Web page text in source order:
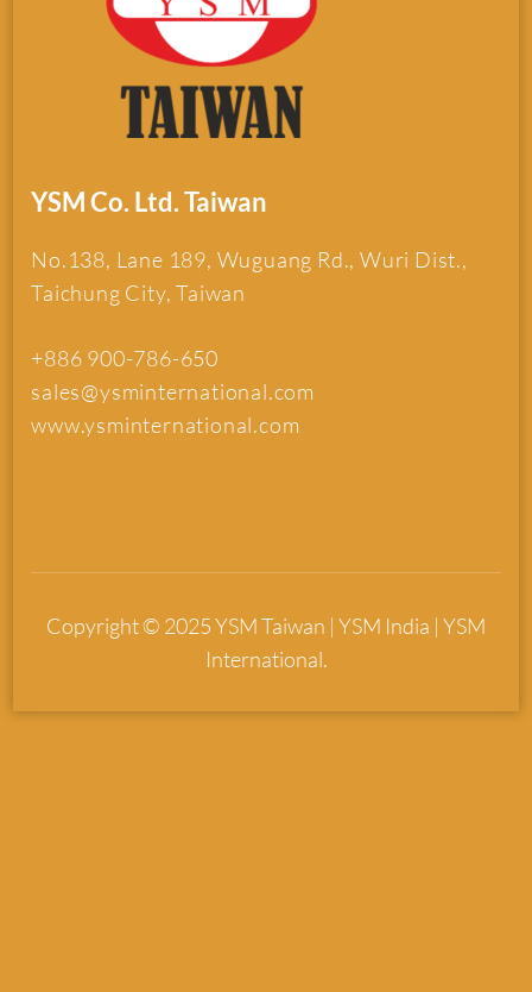
YSM Co. Ltd. Taiwan
No.138, Lane 189, Wuguang Rd., Wuri Dist.,
Taichung City, Taiwan
+886 900-786-650
sales@ysminternational.com
www.ysminternational.com
Copyright © 2025 YSM Taiwan | YSM India | YSM
International.